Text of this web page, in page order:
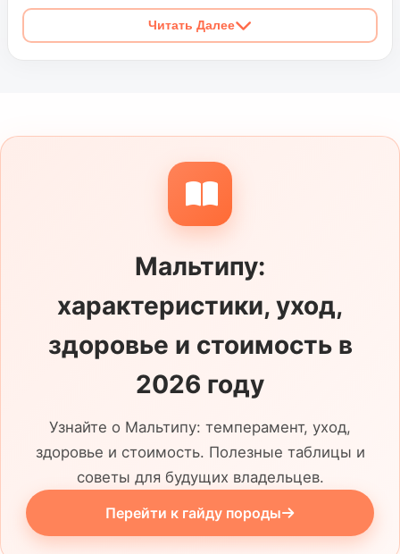
Petopic вы можете фильтровать
объявления о вязке по породе, полу,
животных должны быть полные прививки,
актуальные ветеринарные документы и
заключение ветеринара — это защищает
здоровье помёта и обеспечивает
Размещение объявления о вязке мальтипу
на Petopic бесплатно и публикуется
мгновенно.
Читать Далее
Мальтипу:
характеристики, уход,
здоровье и стоимость в
2026 году
Узнайте о Мальтипу: темперамент, уход,
здоровье и стоимость. Полезные таблицы и
советы для будущих владельцев.
Перейти к гайду породы